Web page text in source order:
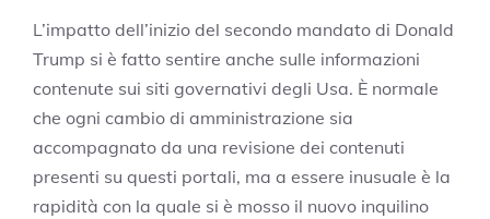
L’impatto dell’inizio del secondo mandato di Donald
Trump si è fatto sentire anche sulle informazioni
contenute sui siti governativi degli Usa. È normale
che ogni cambio di amministrazione sia
accompagnato da una revisione dei contenuti
presenti su questi portali, ma a essere inusuale è la
rapidità con la quale si è mosso il nuovo inquilino